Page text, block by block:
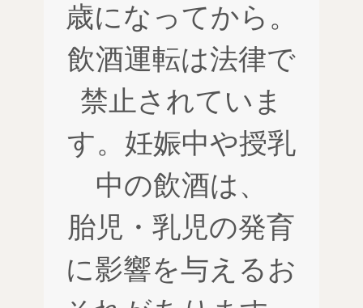
歳になってから。
飲酒運転は法律で
禁止されていま
す。妊娠中や授乳
中の飲酒は、
胎児・乳児の発育
に影響を与えるお